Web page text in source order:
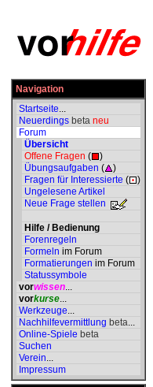
Navigation
Startseite...
Neuerdings beta neu
Forum
Übersicht
Offene Fragen (
)
Übungsaufgaben (
)
Fragen für Interessierte (
)
Ungelesene Artikel
Neue Frage stellen
Hilfe / Bedienung
Forenregeln
Formeln im Forum
Formatierungen im Forum
Statussymbole
vorwissen...
vorkurse...
Werkzeuge...
Nachhilfevermittlung beta...
Online-Spiele beta
Suchen
Verein...
Impressum